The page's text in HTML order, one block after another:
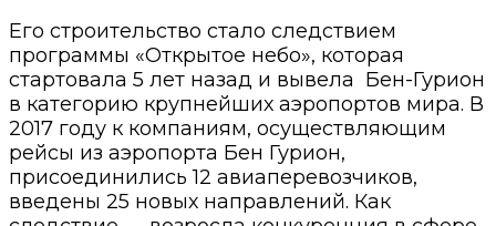
Его строительство стало следствием
программы «Открытое небо», которая
стартовала 5 лет назад и вывела Бен-Гурион
в категорию крупнейших аэропортов мира. В
2017 году к компаниям, осуществляющим
рейсы из аэропорта Бен Гурион,
присоединились 12 авиаперевозчиков,
введены 25 новых направлений. Как